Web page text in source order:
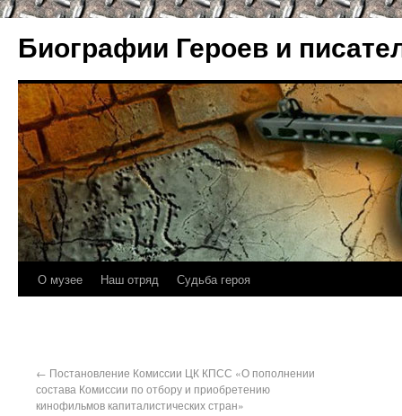
Биографии Героев и
О музее Наш отряд Судьба героя
← Постановление Комиссии ЦК КПСС «О пополнении
состава Комиссии по отбору и приобретению
кинофильмов капиталистических стран»